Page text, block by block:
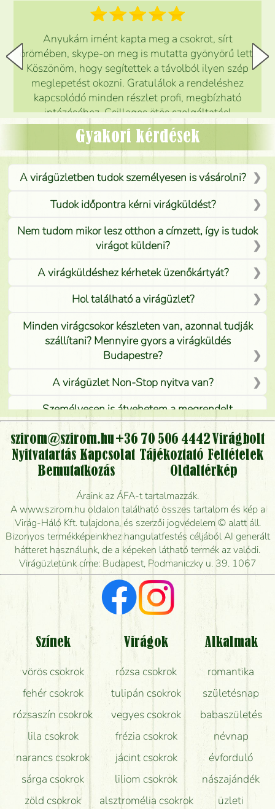
Anyukám imént kapta meg a csokrot, sírt
örömében, skype-on meg is mutatta gyönyörű lett.
Köszönöm, hogy segítettek a távolból ilyen szép
meglepetést okozni. Gratulálok a rendeléshez
kapcsolódó minden részlet profi, megbízható
intézéséhez. Csillagos ötös szolgáltatás!
Mónika
Gyakori kérdések
A virágüzletben tudok személyesen is vásárolni?
Tudok időpontra kérni virágküldést?
Nem tudom mikor lesz otthon a címzett, így is tudok
virágot küldeni?
A virágküldéshez kérhetek üzenőkártyát?
Hol található a virágüzlet?
Minden virágcsokor készleten van, azonnal tudják
szállítani? Mennyire gyors a virágküldés
Budapestre?
A virágüzlet Non-Stop nyitva van?
Személyesen is átvehetem a megrendelt
virágcsokrot, vagy csak virágküldéssel, kiszállítással
kérhető?
Vidékre is lehet rendelni?
Meddig rendelhetek virágküldést úgy, hogy még ma
kiszállítsák?
Mennyire gyorsan tudják elkészíteni a csokrot, és
mikor tudják leghamarabb kiszállítani?
Vörös rózsát keresek, van önöknél?
Milyen visszajelzést kapok a virágküldésről?
Tényleg azt kapom, ami a képen van?
Mit kell tudni a virágcsokrok szállításáról?
Hogy marad a lehető legtovább friss a csokor?
Tudok adventi koszorút vásárolni boltban?
szirom@szirom.hu +36 70 506 4442Virágbolt
Nyitvatartás Kapcsolat Tájékoztató Feltételek
Bemutatkozás
Oldaltérkép
Áraink az ÁFA-t tartalmazzák.
A www.szirom.hu oldalon található összes tartalom és kép a
Virág-Háló Kft. tulajdona, és szerzői jogvédelem © alatt áll.
Bizonyos termékképeinkhez hangulatfestés céljából AI generált
hátteret használunk, de a képeken látható termék az valódi.
Virágüzletünk címe: Budapest, Podmaniczky u. 39. 1067
Színek
vörös csokrok
fehér csokrok
rózsaszín csokrok
lila csokrok
narancs csokrok
sárga csokrok
zöld csokrok
Virágok
rózsa csokrok
tulipán csokrok
vegyes csokrok
frézia csokrok
jácint csokrok
liliom csokrok
alsztromélia csokrok
Alkalmak
romantika
születésnap
babaszületés
névnap
évforduló
nászajándék
üzleti